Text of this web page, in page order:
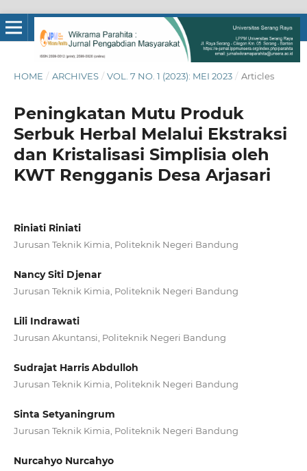
HOME / ARCHIVES / VOL. 7 NO. 1 (2023): MEI 2023 / Articles
Peningkatan Mutu Produk
Serbuk Herbal Melalui Ekstraksi
dan Kristalisasi Simplisia oleh
KWT Rengganis Desa Arjasari
Riniati Riniati
Jurusan Teknik Kimia, Politeknik Negeri Bandung
Nancy Siti Djenar
Jurusan Teknik Kimia, Politeknik Negeri Bandung
Lili Indrawati
Jurusan Akuntansi, Politeknik Negeri Bandung
Sudrajat Harris Abdulloh
Jurusan Teknik Kimia, Politeknik Negeri Bandung
Sinta Setyaningrum
Jurusan Teknik Kimia, Politeknik Negeri Bandung
Nurcahyo Nurcahyo